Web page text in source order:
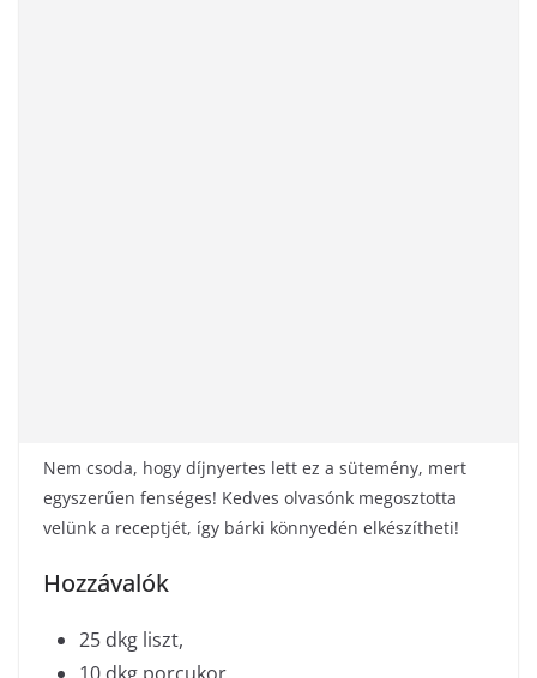
Nem csoda, hogy díjnyertes lett ez a sütemény, mert
egyszerűen fenséges! Kedves olvasónk megosztotta
velünk a receptjét, így bárki könnyedén elkészítheti!
Hozzávalók
25 dkg liszt,